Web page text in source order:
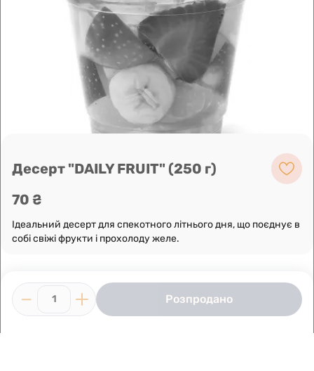
Leaflet | OpenFreeMap©OpenMapTilesData from
Побудувати маршрут
Десерт "DAILY FRUIT" (250 г)
70 ₴
Ідеальний десерт для спекотного літнього дня, що поєднує в
собі свіжі фрукти і прохолоду желе.
1 Розпродано